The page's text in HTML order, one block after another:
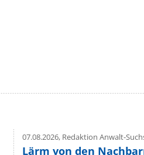
07.08.2026,Redaktion Anwalt-
Lärm von den